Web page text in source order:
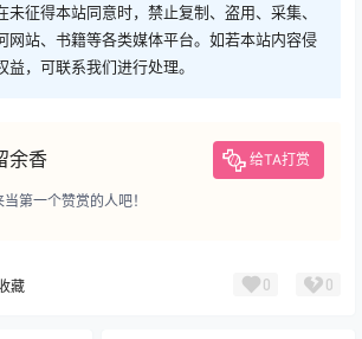
未征得本站同意时，禁止复制、盗用、采集、
网站、书籍等各类媒体平台。如若本站内容侵
，可联系我们进行处理。
余香 给TA打赏
第一个赞赏的人吧！
藏 0 0